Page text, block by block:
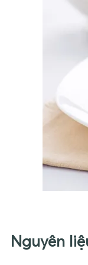
Nguyên